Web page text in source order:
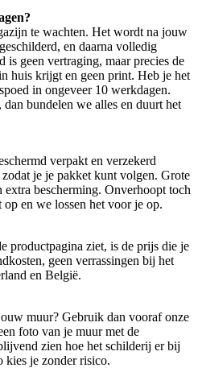
te wachten. Het wordt na jouw
en daarna volledig
geen vertraging, maar precies de
huis krijgt en geen print. Heb je het
in ongeveer 10 werkdagen.
bundelen we alles en duurt het
verpakt en verzekerd
je je pakket kunt volgen. Grote
bescherming. Onverhoopt toch
op en we lossen het voor je op.
productpagina ziet, is de prijs die je
geen verrassingen bij het
en België.
muur? Gebruik dan vooraf onze
foto van je muur met de
zien hoe het schilderij er bij
kies je zonder risico.